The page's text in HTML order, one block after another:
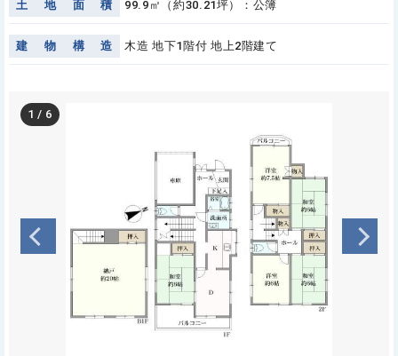
土 地 面 積 99.9㎡（約30.21坪）：公簿
建 物 構 造 木造 地下1階付 地上2階建て
1 / 6